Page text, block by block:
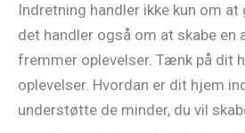
Indretning handler ikke kun om
det handler også om at skabe
fremmer oplevelser. Tænk på dit
oplevelser. Hvordan er dit hjem
understøtte de minder, du vil